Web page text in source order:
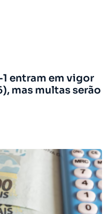
entram em vigor
mas multas serão